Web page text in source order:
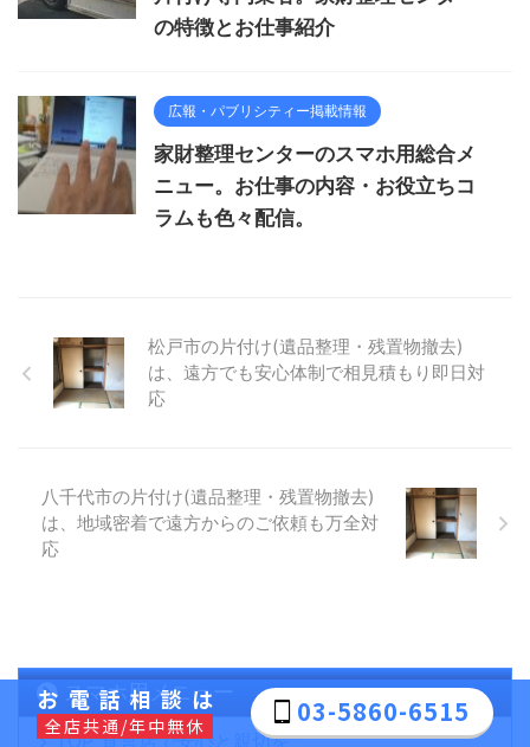
の特徴とお仕事紹介
広報・パブリシティー掲載情報
家財整理センターのスマホ用総合メ
ニュー。お仕事の内容・お役立ちコ
ラムも色々配信。
松戸市の片付け(遺品整理・残置物撤去)
は、遠方でも安心体制で相見積もり即日対
応
八千代市の片付け(遺品整理・残置物撤去)
は、地域密着で遠方からのご依頼も万全対
応
スマホ用メニュー
TOP"直営店で安心と親切を"
お電話相談は
全店共通/年中無休 03-5860-6515